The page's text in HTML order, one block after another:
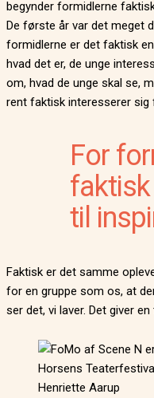
begynder formidlerne
De første år var det meget
formidlerne er det faktisk
hvad det er, de unge
om, hvad de unge skal se,
rent faktisk interesserer sig
For
til
Faktisk er det samme
for en gruppe som os, at
ser det, vi laver. Det giver